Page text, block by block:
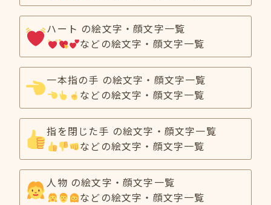
ハート の絵文字・顔文字一覧
などの絵文字・顔文字一覧
一本指の手 の絵文字・顔文字一覧
などの絵文字・顔文字一覧
指を閉じた手 の絵文字・顔文字一覧
などの絵文字・顔文字一覧
人物 の絵文字・顔文字一覧
などの絵文字・顔文字一覧